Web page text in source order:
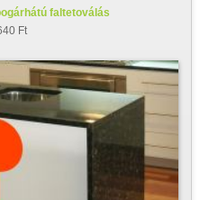
faltetoválás
Ft